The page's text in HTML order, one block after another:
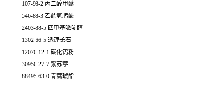
107-98-2 丙二醇甲醚
546-88-3 乙酰氧肟酸
2403-88-5 四甲基哌啶醇
1302-66-5 透锂长石
12070-12-1 碳化钨粉
30950-27-7 紫苏葶
88495-63-0 青蒿琥酯